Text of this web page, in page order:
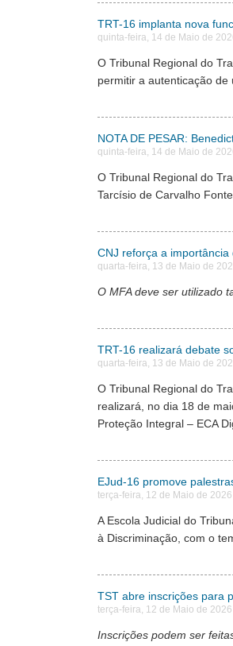
TRT-16 implanta nova
quinta-feira, 14 de Maio de
O Tribunal Regional do
permitir a autenticação de
NOTA DE PESAR:
quinta-feira, 14 de Maio de
O Tribunal Regional do
Tarcísio de Carvalho
CNJ reforça a
quarta-feira, 13 de Maio de
O MFA deve ser utilizado
TRT-16 realizará debate
quarta-feira, 13 de Maio de
O Tribunal Regional do
realizará, no dia 18 de
Proteção Integral – ECA
EJud-16 promove
terça-feira, 12 de Maio de
A Escola Judicial do
à Discriminação, com o
TST abre inscrições para
terça-feira, 12 de Maio de 2026
Inscrições podem ser